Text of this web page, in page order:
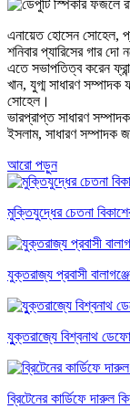
এনায়েত হোসেন সোহেল,
শনিবার প্যারিসের গার দো
এতে সভাপতিত্ব করেন
খান, যুগ্ম সাধারণ
সোহেল।
ভারপ্রাপ্ত সাধারণ
ইসলাম, সাধারণ সম্পাদক
আরো পড়ুন
মুক্তিযুদ্ধের চেতনা
যুক্তরাজ্য প্রবাসী
যুুক্তরাজ্যে বিশ্বনাথ
ব্রিটেনের কার্ডিফে দারুল